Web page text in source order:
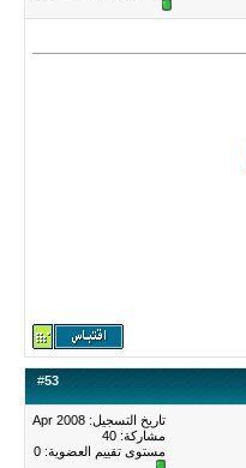
#53
تاريخ التسجيل: Apr 2008
مشاركة: 40
مستوى تقييم العضوية: 0